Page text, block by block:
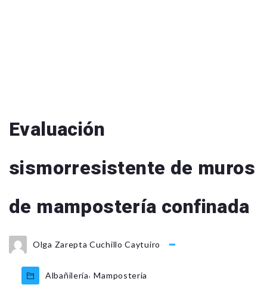
Evaluación
sismorresistente de muros
de mampostería confinada
Olga Zarepta Cuchillo Caytuiro
Albañilería, Mamposteria